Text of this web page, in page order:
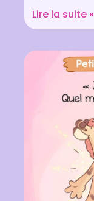
Lire la suite »